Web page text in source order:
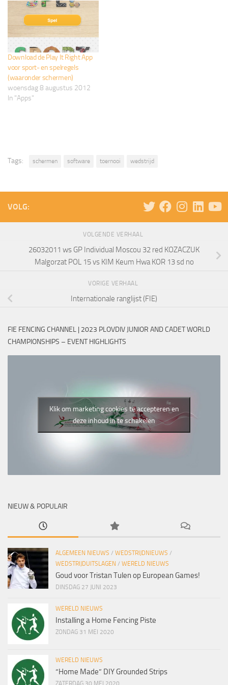
Download de Play It Right App
voor sport- en spelregels
(waaronder schermen)
woensdag 8 augustus 2012
In "Apps"
Tags: schermen software toernooi wedstrijd
VOLG:
VOLGENDE VERHAAL
26032011 ws GP Individual Moscou 32 red KOZACZUK
Malgorzat POL 15 vs KIM Keum Hwa KOR 13 sd no
VORIGE VERHAAL
Internationale ranglijst (FIE)
FIE FENCING CHANNEL | 2023 PLOVDIV JUNIOR AND CADET WORLD
CHAMPIONSHIPS – EVENT HIGHLIGHTS
Klik om marketing cookies te accepteren en
deze inhoud in te schakelen
NIEUW & POPULAIR
ALGEMEEN NIEUWS / WEDSTRIJDNIEUWS /
WEDSTRIJDUITSLAGEN / WERELD NIEUWS
Goud voor Tristan Tulen op European Games!
DINSDAG 27 JUNI 2023
WERELD NIEUWS
Installing a Home Fencing Piste
ZONDAG 31 MEI 2020
WERELD NIEUWS
“Home Made” DIY Grounded Strips
ZATERDAG 30 MEI 2020